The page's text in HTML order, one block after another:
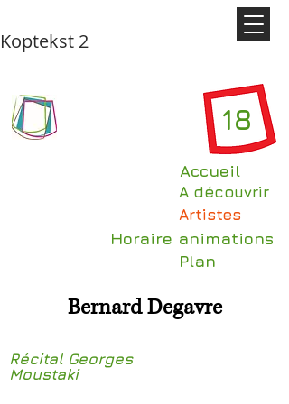
Koptekst 2
18
Accueil
A découvrir
Artistes
Horaire animations
Plan
Bernard Degavre
Récital Georges
Moustaki